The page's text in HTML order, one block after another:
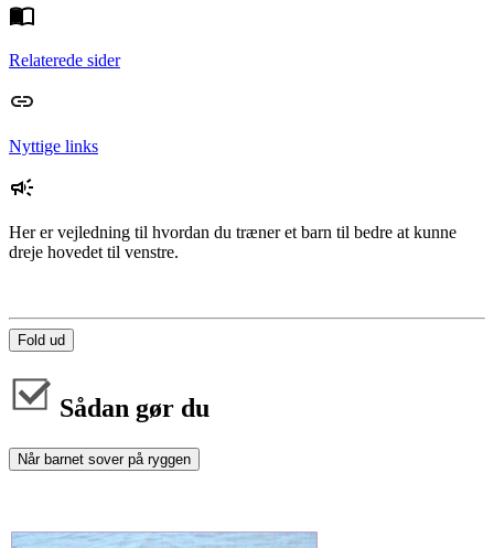
Relaterede sider
Nyttige links
Her er vejledning til hvordan du træner et barn til bedre at kunne
dreje hovedet til venstre.
Fold ud
Sådan gør du
Når barnet sover på ryggen